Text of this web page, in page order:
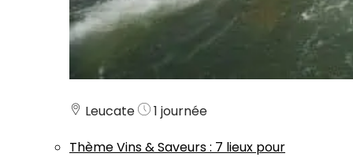
Leucate
1 journée
ThèmeVins & Saveurs: 7 lieux pour